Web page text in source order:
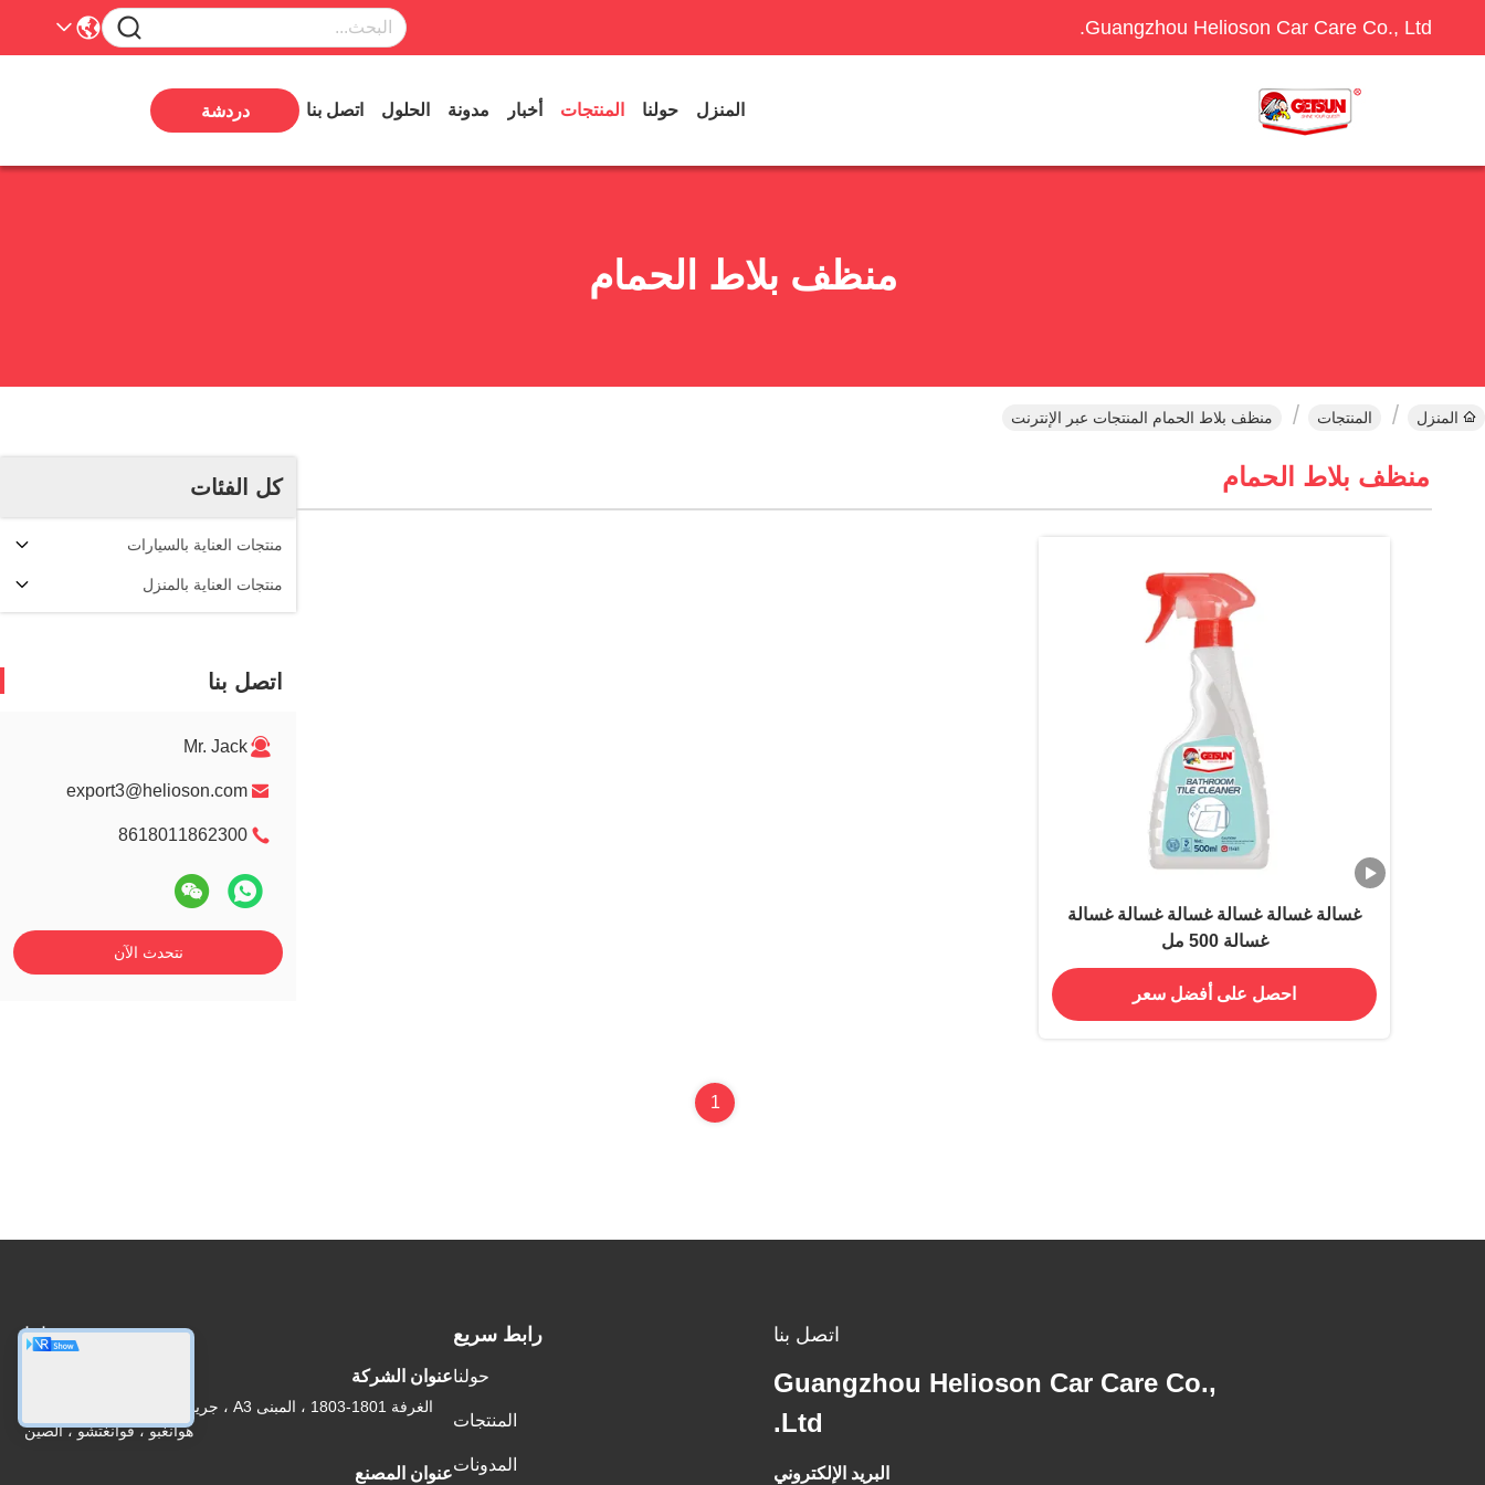
Guangzhou Helioson Car Care Co., Ltd.
المنزل حولنا المنتجات أخبار مدونة الحلول اتصل بنا دردشة
منظف بلاط الحمام
المنزل المنتجات منظف بلاط الحمام المنتجات عبر الإنترنت
كل الفئات
منتجات العناية بالسيارات
منتجات العناية بالمنزل
اتصل بنا
Mr. Jack
export3@helioson.com
8618011862300
نتحدث الآن
منظف بلاط الحمام
غسالة غسالة غسالة غسالة غسالة غسالة
غسالة 500 مل
احصل على أفضل سعر
1
اتصل بنا
Guangzhou Helioson Car Care Co.,
Ltd.
البريد الإلكتروني
رابط سريع
حولنا
المنتجات
المدونات
عنواننا
عنوان الشركة
الغرفة 1801-1803 ، المبنى A3 ، جرينلاند المركزي بلازا ، منطقة
هوانغبو ، قوانغتشو ، الصين
عنوان المصنع